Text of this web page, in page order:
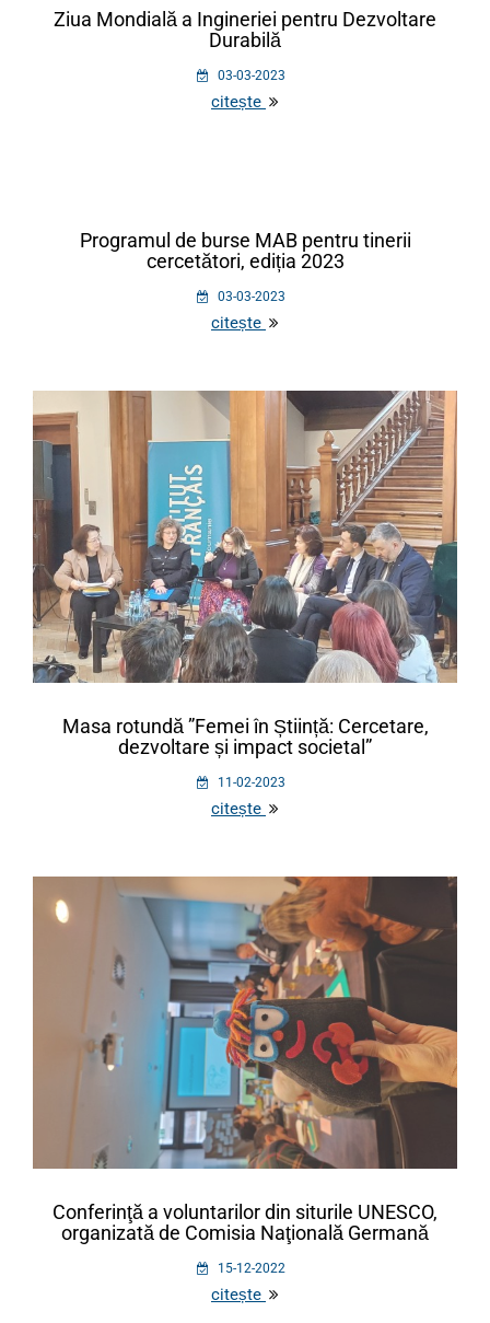
Ziua Mondială a Ingineriei pentru Dezvoltare
Durabilă
03-03-2023
citește
Programul de burse MAB pentru tinerii
cercetători, ediția 2023
03-03-2023
citește
Masa rotundă ”Femei în Știință: Cercetare,
dezvoltare și impact societal”
11-02-2023
citește
Conferinţă a voluntarilor din siturile UNESCO,
organizată de Comisia Naţională Germană
15-12-2022
citește